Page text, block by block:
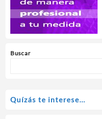
Buscar
Quízás te interese…